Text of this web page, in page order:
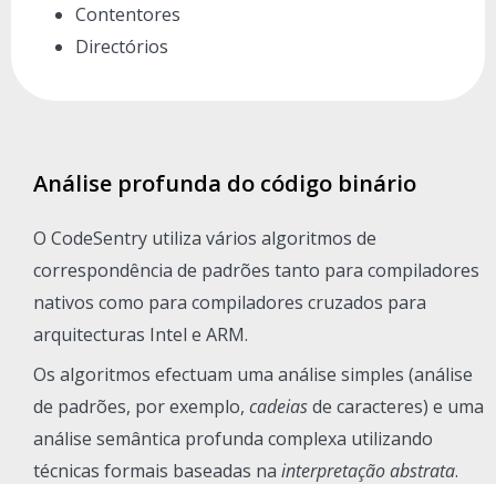
Contentores
Directórios
Análise profunda do código binário
O CodeSentry utiliza vários algoritmos de
correspondência de padrões tanto para compiladores
nativos como para compiladores cruzados para
arquitecturas Intel e ARM.
Os algoritmos efectuam uma análise simples (análise
de padrões, por exemplo, cadeiasde caracteres) e uma
análise semântica profunda complexa utilizando
técnicas formais baseadas na interpretação abstrata.